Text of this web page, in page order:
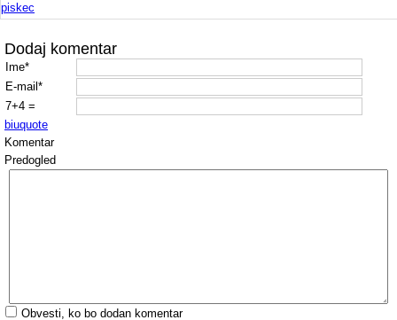
piskec
Dodaj komentar
Ime*
E-mail*
7+4 =
biuquote
Komentar
Predogled
Obvesti, ko bo dodan komentar